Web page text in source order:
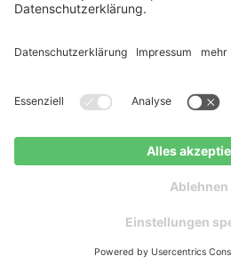
Kostenlose Beratung
Wärmepumpentarif-